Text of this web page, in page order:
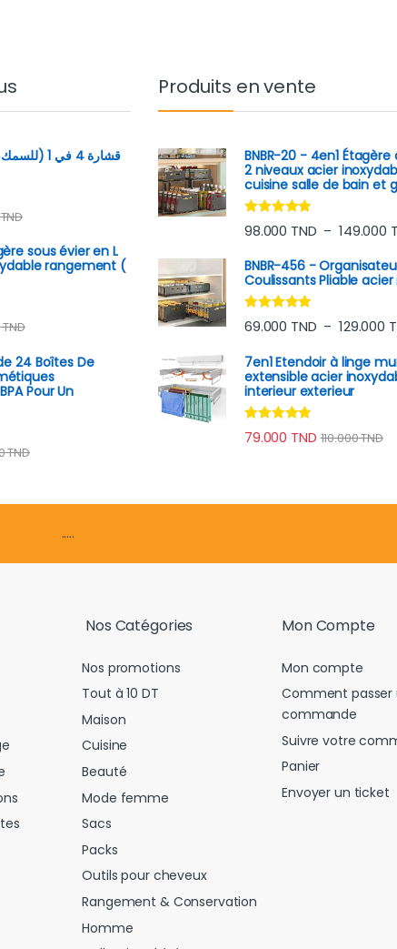
sous évier en L
rangement (
TND
24 Boîtes De
Pour Un
TND
Produits en vente
BNBR-20 - 4en1
2 niveaux acier
cuisine salle de bain et
Note4.65
sur 5
98.000 TND – 149.000
BNBR-456 -
Coulissants Pliable
Note4.75
sur 5
69.000 TND – 129.000
7en1 Etendoir à linge
extensible acier
interieur exterieur
Note4.70
sur 5
79.000 TND 110.000TND
.....
Nos Catégories
Nos promotions
Tout à 10 DT
Maison
Cuisine
Beauté
Mode femme
Sacs
Packs
Outils pour cheveux
Rangement & Conservation
Homme
Mon Compte
Mon compte
Comment passer
commande
Suivre votre
Panier
Envoyer un ticket